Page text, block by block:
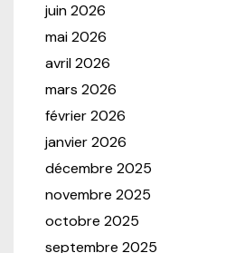
juin 2026
mai 2026
avril 2026
mars 2026
février 2026
janvier 2026
décembre 2025
novembre 2025
octobre 2025
septembre 2025